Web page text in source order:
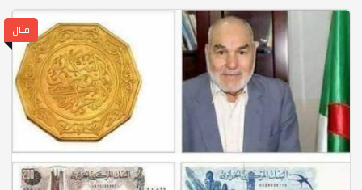
نشاط تطبيقي لتعليم الصلاة
رحلة علمية إلى شركة dimel
رحلة تعليمية الى المؤسسة الوطنية للفنون المطبعية-
مثال